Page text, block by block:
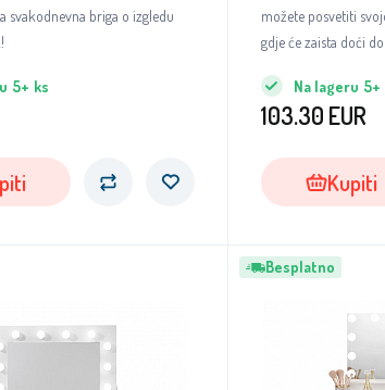
svakodnevna briga o izgledu
5+ ks
možete posvetiti
gdje će zaista doći
Na lageru 5+
103.30 EUR
Kupiti
Besplatno